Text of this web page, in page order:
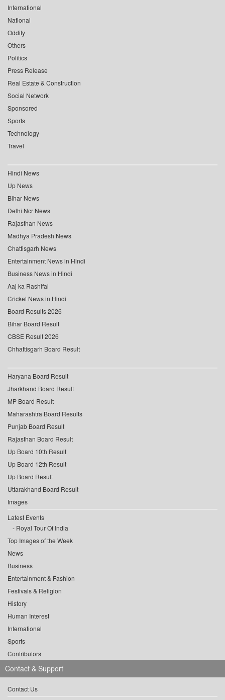
International
National
Oddity
Others
Politics
Press Release
Real Estate & Construction
Social Network
Sponsored
Sports
Technology
Travel
Hindi News
Up News
Bihar News
Delhi Ncr News
Rajasthan News
Madhya Pradesh News
Chattisgarh News
Entertainment News in Hindi
Business News in Hindi
Aaj ka Rashifal
Cricket News in Hindi
Board Results 2026
Bihar Board Result
CBSE Result 2026
Chhattisgarh Board Result
Haryana Board Result
Jharkhand Board Result
MP Board Result
Maharashtra Board Results
Punjab Board Result
Rajasthan Board Result
Up Board 10th Result
Up Board 12th Result
Up Board Result
Uttarakhand Board Result
Images
Latest Events
Royal Tour Of India
Top Images of the Week
News
Business
Entertainment & Fashion
Festivals & Religion
History
Human Interest
International
Sports
Contributors
Contact & Support
Contact Us